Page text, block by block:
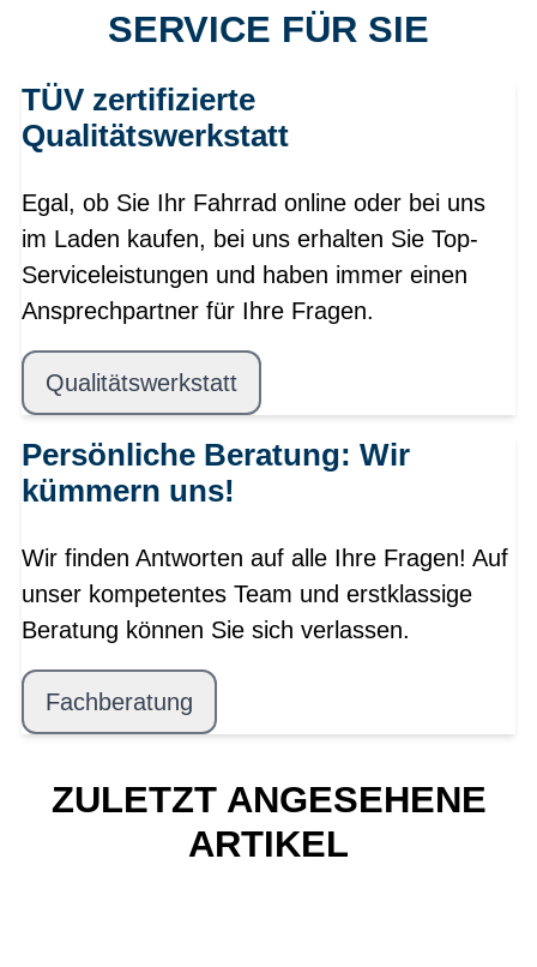
SERVICE FÜR SIE
TÜV zertifizierte
Qualitätswerkstatt
Egal, ob Sie Ihr Fahrrad online oder bei uns
im Laden kaufen, bei uns erhalten Sie Top-
Serviceleistungen und haben immer einen
Ansprechpartner für Ihre Fragen.
Qualitätswerkstatt
Persönliche Beratung: Wir
kümmern uns!
Wir finden Antworten auf alle Ihre Fragen! Auf
unser kompetentes Team und erstklassige
Beratung können Sie sich verlassen.
Fachberatung
ZULETZT ANGESEHENE
ARTIKEL